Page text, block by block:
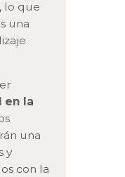
lo que
una
en la
una
y
con la